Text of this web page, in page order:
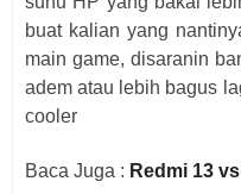
buat kalian yang
main game, disaranin
adem atau lebih bagus
cooler
Baca Juga : Redmi 13